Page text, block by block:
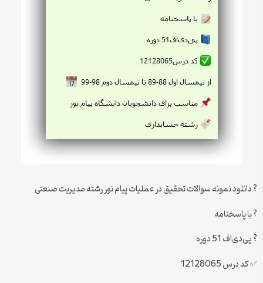
? دانلود نمونه سوالات تحقیق در عملیات پیام نور رشته مدیریت صنعتی
? با پاسخنامه
? پی‌دی‌اف 51 دوره
✅ کد درس 12128065